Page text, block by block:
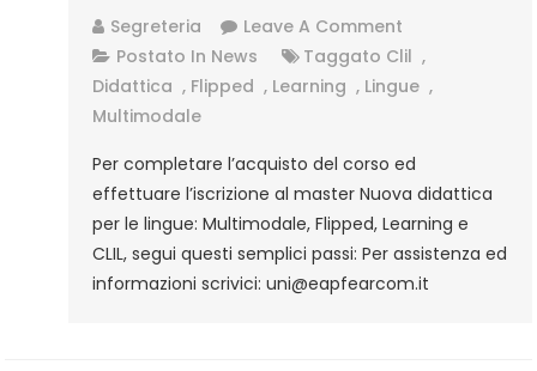
Segreteria Leave A Comment
Nuova
Didattica
Lingue:
Multimodale,
Flipped,
Learning
E
Postato In News Taggato Clil ,
Didattica , Flipped , Learning , Lingue ,
Multimodale
Per completare l’acquisto del corso ed
effettuare l’iscrizione al master Nuova didattica
per le lingue: Multimodale, Flipped, Learning e
CLIL, segui questi semplici passi: Per assistenza ed
informazioni scrivici: uni@eapfearcom.it